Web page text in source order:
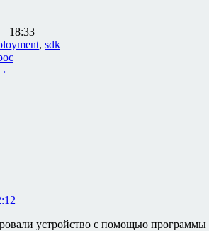
18:33
, sdk
устройство с помощью